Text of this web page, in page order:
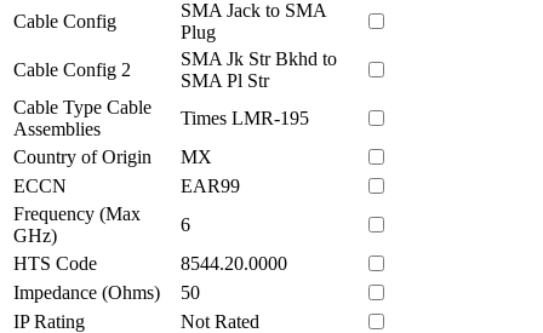
Cable Config
SMA Jack to SMA
Plug
Cable Config 2
SMA Jk Str Bkhd to
SMA Pl Str
Cable Type Cable
Assemblies
Times LMR-195
Country of Origin
MX
ECCN
EAR99
Frequency (Max
GHz)
6
HTS Code
8544.20.0000
Impedance (Ohms)
50
IP Rating
Not Rated